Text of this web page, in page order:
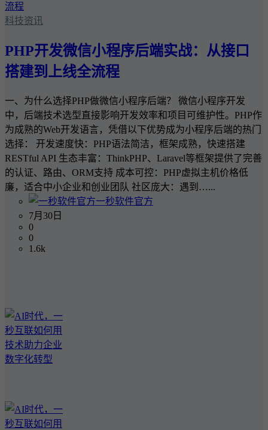
科技资讯
PHP开发微信小程序后端实战：从接口
搭建到上线全流程
一、为什么选择PHP做微信小程序后端？ 微信小程序开发
中，后端技术选型直接影响开发效率和项目可维护性。PHP作
为成熟的Web开发语言，凭借以下优势成为小程序后端的热门
选择： 开发速度快：PHP语法简洁，框架成熟，快速搭建
RESTful API 生态丰富：ThinkPHP、Laravel等框架提供了完善
的认证、路由、ORM支持 成本可控：PHP虚拟主机价格低
廉，适合中小企业和创业团队 社区庞大：遇到…...
一秒软件官方
7月30日
0
0
1.6k